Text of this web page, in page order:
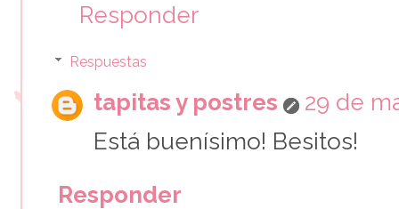
Responder
Respuestas
tapitas y postres
29 de
Está buenísimo! Besitos!
Responder